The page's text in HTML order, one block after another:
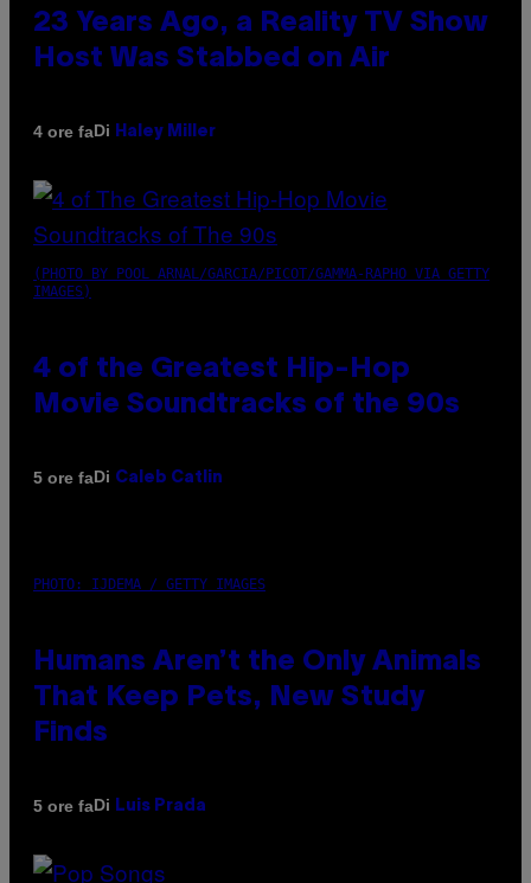
23 Years Ago, a Reality TV Show
Host Was Stabbed on Air
4 ore faDi Haley Miller
(PHOTO BY POOL ARNAL/GARCIA/PICOT/GAMMA-RAPHO VIA GETTY
IMAGES)
4 of the Greatest Hip-Hop
Movie Soundtracks of the 90s
5 ore faDi Caleb Catlin
PHOTO: IJDEMA / GETTY IMAGES
Humans Aren’t the Only Animals
That Keep Pets, New Study
Finds
5 ore faDi Luis Prada